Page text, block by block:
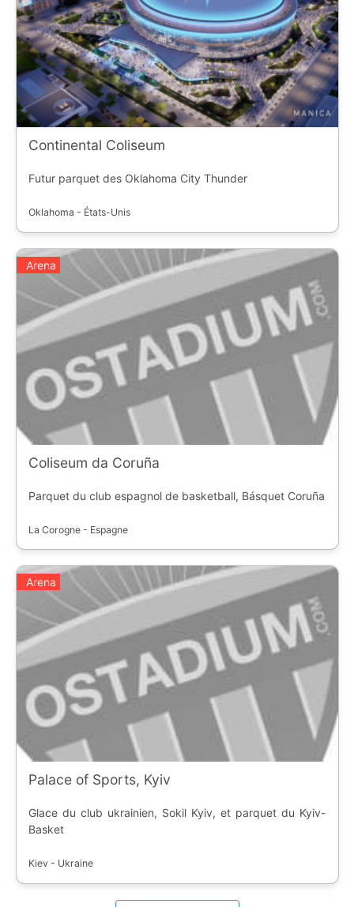
Continental Coliseum
Futur parquet des Oklahoma City Thunder
Oklahoma - États-Unis
Arena
Coliseum da Coruña
Parquet du club espagnol de basketball, Básquet Coruña
La Corogne - Espagne
Arena
Palace of Sports, Kyiv
Glace du club ukrainien, Sokil Kyiv, et parquet du Kyiv-
Basket
Kiev - Ukraine